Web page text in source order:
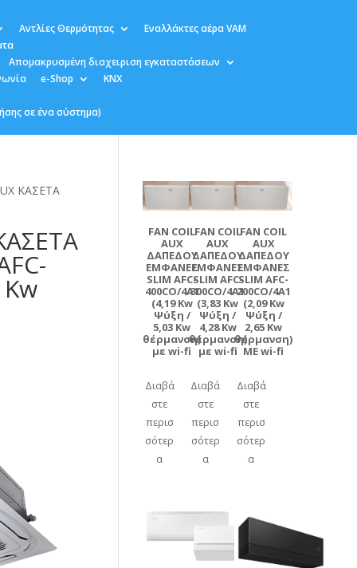
Αντλίες Θερμότητας
Εναλλάκτες αέρα VAM
Απομακρυσμένη διαχειριση εγκαταστάσεων
e-Shop
KNX
σε ένα σύστημα)
ΚΑΣΕΤΑ
FAN COIL
AUX
ΔΑΠΕΔΟΥ
ΕΜΦΑΝΕΣ
SLIM AFC-
400CO/4A1
(4,19 Kw
Ψύξη /
5,03 Kw
θέρμανση)
με wi-fi
Διαβά
στε
περισ
σότερ
α
FAN COIL
AUX
ΔΑΠΕΔΟΥ
ΕΜΦΑΝΕΣ
SLIM AFC-
300CO/4A1
(3,83 Kw
Ψύξη /
4,28 Kw
θέρμανση)
με wi-fi
Διαβά
στε
περισ
σότερ
α
FAN COIL
AUX
ΔΑΠΕΔΟΥ
ΕΜΦΑΝΕΣ
SLIM AFC-
200CO/4A1
(2,09 Kw
Ψύξη /
2,65 Kw
θέρμανση)
ME wi-fi
Διαβά
στε
περισ
σότερ
α